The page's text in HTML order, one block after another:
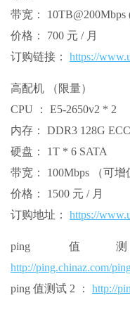
带宽：
价格： 700 元 / 月
订购链接： https://
高配机 （限量）
CPU ： E5-2650v2 * 2
内存： DDR3 128G ECC
硬盘： 1T * 6 SATA
带宽： 100Mbps （可增
价格： 1500 元 / 月
订购地址： https://
ping
http://ping.chinaz.com/
ping 值测试 2 ： http://